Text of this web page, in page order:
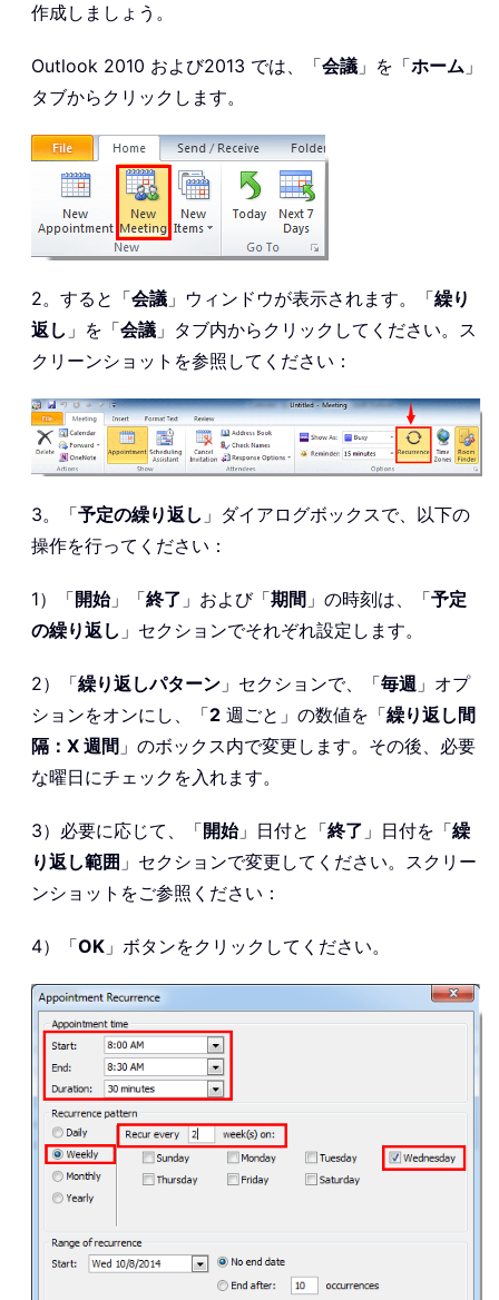
作成しましょう。
Outlook 2010 および2013 では、「会議 」を「ホーム 」
タブからクリックします。
2。すると「会議 」ウィンドウが表示されます。「繰り
返し 」を「会議 」タブ内からクリックしてください。ス
クリーンショットを参照してください：
3。「予定の繰り返し 」ダイアログボックスで、以下の
操作を行ってください：
1）「開始」「終了 」および「期間 」の時刻は、「予定
の繰り返し 」セクションでそれぞれ設定します。
2）「繰り返しパターン 」セクションで、「毎週 」オプ
ションをオンにし、「2 週ごと」の数値を「繰り返し間
隔：X 週間 」のボックス内で変更します。その後、必要
な曜日にチェックを入れます。
3）必要に応じて、「開始」日付と「終了 」日付を「繰
り返し範囲 」セクションで変更してください。スクリー
ンショットをご参照ください：
4）「OK 」ボタンをクリックしてください。